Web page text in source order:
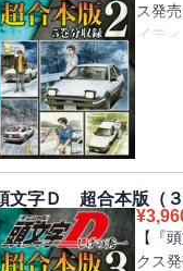
ス発
イテ
りシ
文字Ｄ 超合本版（３
¥
【『
クス